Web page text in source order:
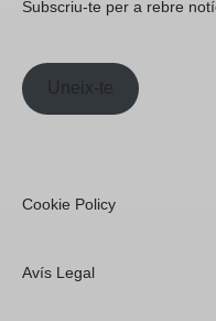
Subscriu-te per a rebre
Uneix-te
Cookie Policy
Avís Legal